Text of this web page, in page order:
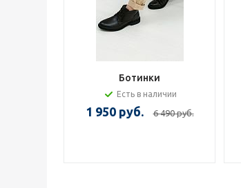
Ботинки
Есть в наличии
1 950 руб. 6 490 руб.